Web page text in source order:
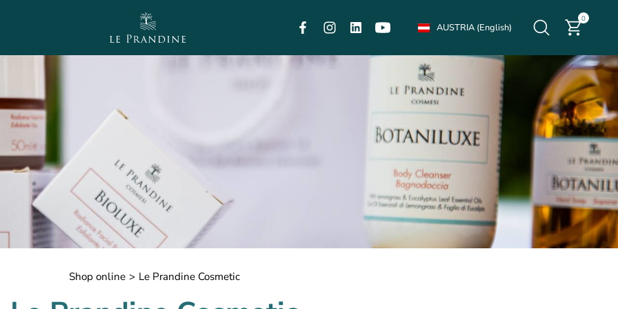
oil
AUSTRIA (English)
0
Shop online > Le Prandine Cosmetic